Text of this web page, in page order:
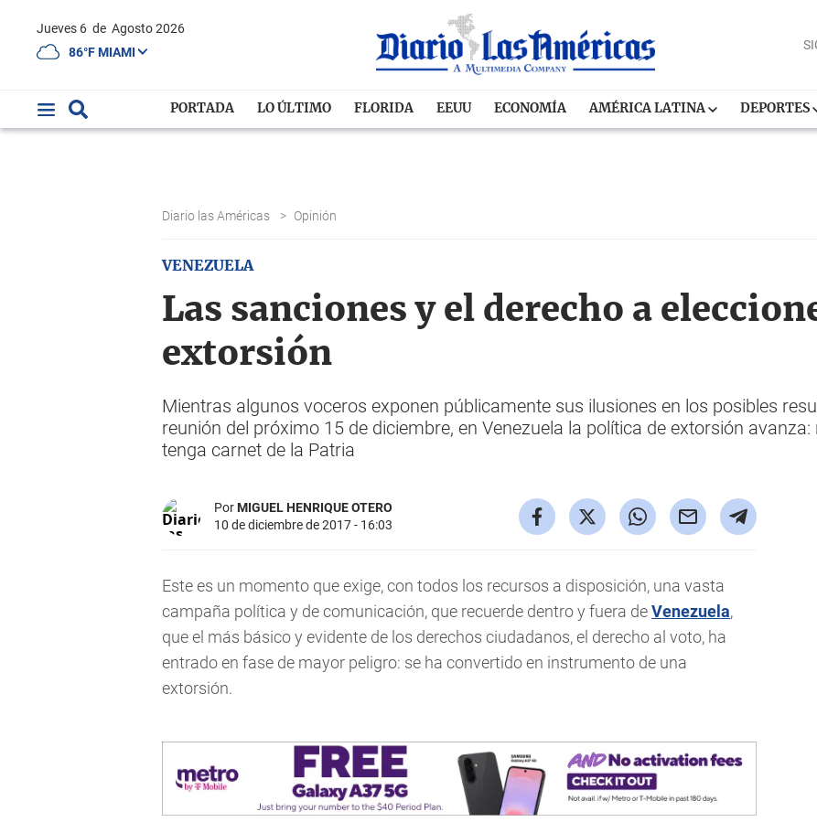
Jueves 6 de Agosto 2026
86°F MIAMI
PORTADA LO ÚLTIMO FLORIDA EEUU ECONOMÍA AMÉRICA LATINA DEPORTES
Diario las Américas > Opinión
VENEZUELA
Las sanciones y el derecho a
extorsión
Mientras algunos voceros exponen públicamente sus ilusiones en los posibles
reunión del próximo 15 de diciembre, en Venezuela la política de extorsión
tenga carnet de la Patria
PorMIGUEL HENRIQUE OTERO
10 de diciembre de 2017 - 16:03
Este es un momento que exige, con todos los recursos a disposición, una vasta
campaña política y de comunicación, que recuerde dentro y fuera deVenezuela,
que el más básico y evidente de los derechos ciudadanos, el derecho al voto, ha
entrado en fase de mayor peligro: se ha convertido en instrumento de una
extorsión.